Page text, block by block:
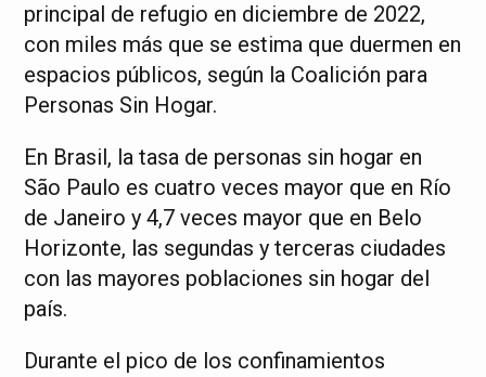
principal de refugio en diciembre de 2022,
con miles más que se estima que duermen en
espacios públicos, según la Coalición para
Personas Sin Hogar.
En Brasil, la tasa de personas sin hogar en
São Paulo es cuatro veces mayor que en Río
de Janeiro y 4,7 veces mayor que en Belo
Horizonte, las segundas y terceras ciudades
con las mayores poblaciones sin hogar del
país.
Durante el pico de los confinamientos